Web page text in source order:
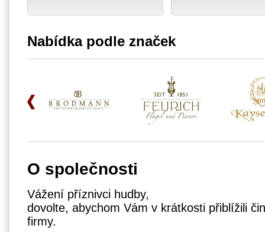
Nabídka podle značek
O společnosti
Vážení příznivci hudby,
dovolte, abychom Vám v krátkosti přiblížili
firmy.